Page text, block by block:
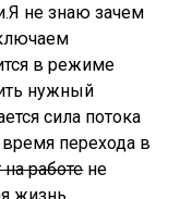
не знаю зачем
в режиме
нужный
сила потока
перехода в
на работене